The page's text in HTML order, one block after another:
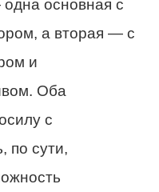
основная с
а вторая — с
и
Оба
с
по сути,